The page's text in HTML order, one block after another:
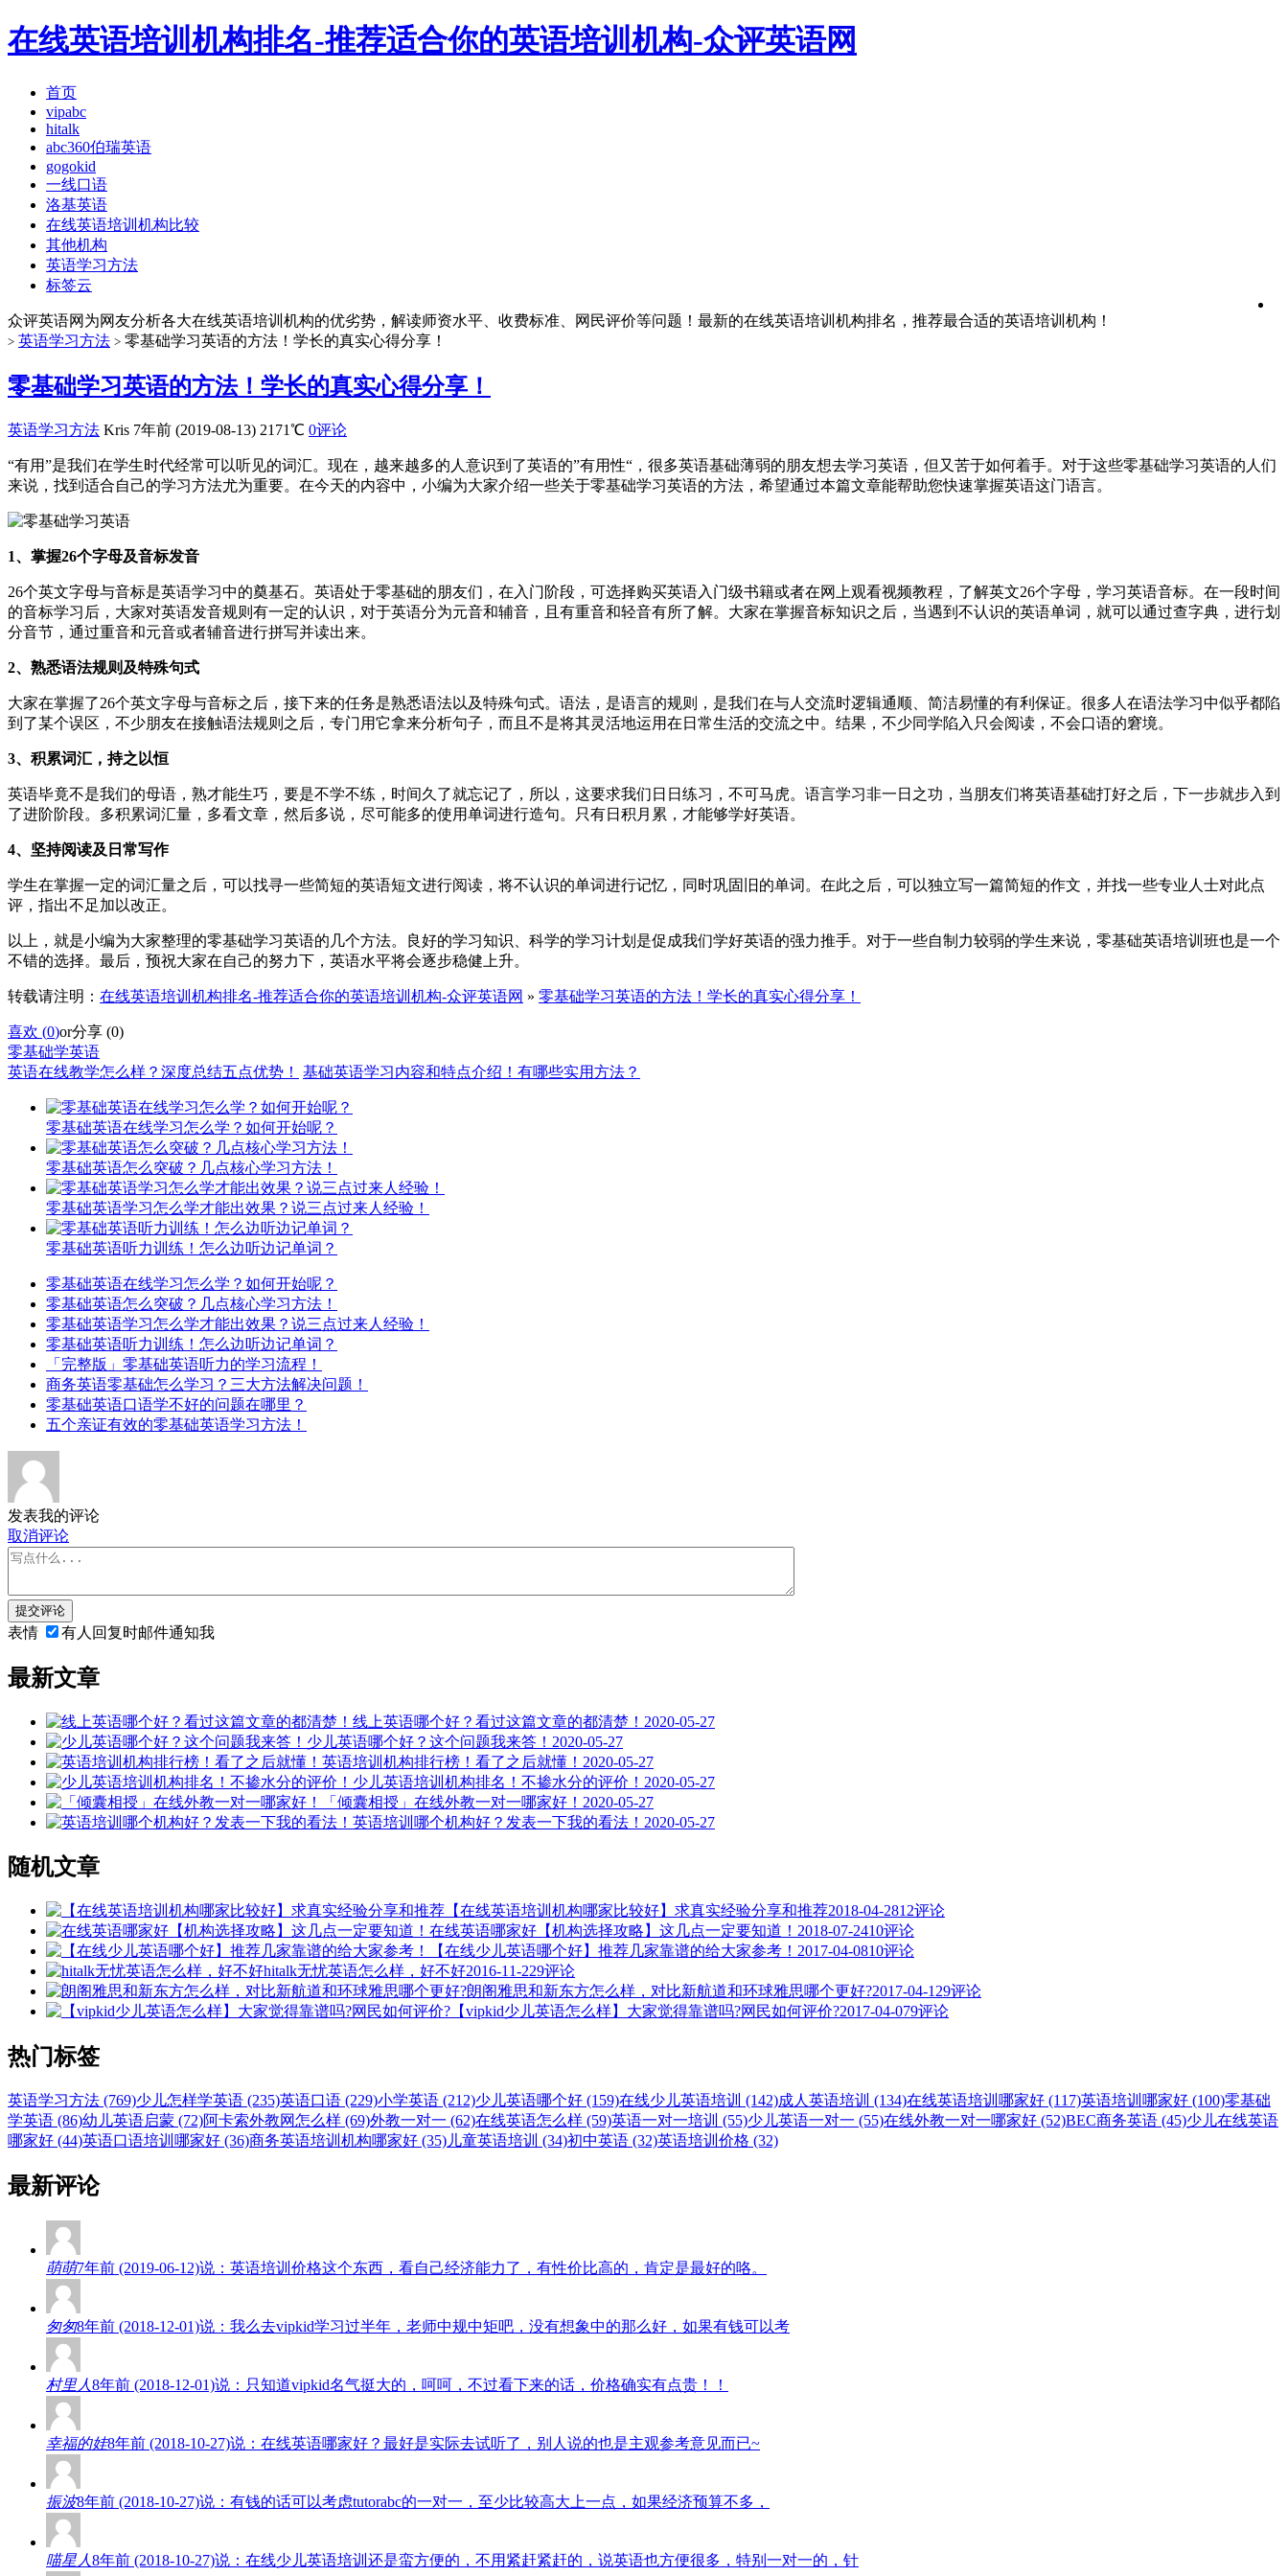
在线英语培训机构排名-推荐适合你的英语培训机构-众评英语网
首页
vipabc
hitalk
abc360伯瑞英语
gogokid
一线口语
洛基英语
在线英语培训机构比较
其他机构
英语学习方法
标签云
众评英语网为网友分析各大在线英语培训机构的优劣势，解读师资水平、收费标准、网民评价等问题！最新的在线英语培训机构排名，推荐最合适的英语培训机构！
> 英语学习方法 > 零基础学习英语的方法！学长的真实心得分享！
零基础学习英语的方法！学长的真实心得分享！
英语学习方法 Kris 7年前 (2019-08-13) 2171℃ 0评论
“有用”是我们在学生时代经常可以听见的词汇。现在，越来越多的人意识到了英语的”有用性“，很多英语基础薄弱的朋友想去学习英语，但又苦于如何着手。对于这些零基础学习英语的人们
来说，找到适合自己的学习方法尤为重要。在今天的内容中，小编为大家介绍一些关于零基础学习英语的方法，希望通过本篇文章能帮助您快速掌握英语这门语言。
1、掌握26个字母及音标发音
26个英文字母与音标是英语学习中的奠基石。英语处于零基础的朋友们，在入门阶段，可选择购买英语入门级书籍或者在网上观看视频教程，了解英文26个字母，学习英语音标。在一段时间
的音标学习后，大家对英语发音规则有一定的认识，对于英语分为元音和辅音，且有重音和轻音有所了解。大家在掌握音标知识之后，当遇到不认识的英语单词，就可以通过查字典，进行划
分音节，通过重音和元音或者辅音进行拼写并读出来。
2、熟悉语法规则及特殊句式
大家在掌握了26个英文字母与音标之后，接下来的任务是熟悉语法以及特殊句式。语法，是语言的规则，是我们在与人交流时逻辑通顺、简洁易懂的有利保证。很多人在语法学习中似乎都陷
到了某个误区，不少朋友在接触语法规则之后，专门用它拿来分析句子，而且不是将其灵活地运用在日常生活的交流之中。结果，不少同学陷入只会阅读，不会口语的窘境。
3、积累词汇，持之以恒
英语毕竟不是我们的母语，熟才能生巧，要是不学不练，时间久了就忘记了，所以，这要求我们日日练习，不可马虎。语言学习非一日之功，当朋友们将英语基础打好之后，下一步就步入到
了进阶阶段。多积累词汇量，多看文章，然后多说，尽可能多的使用单词进行造句。只有日积月累，才能够学好英语。
4、坚持阅读及日常写作
学生在掌握一定的词汇量之后，可以找寻一些简短的英语短文进行阅读，将不认识的单词进行记忆，同时巩固旧的单词。在此之后，可以独立写一篇简短的作文，并找一些专业人士对此点
评，指出不足加以改正。
以上，就是小编为大家整理的零基础学习英语的几个方法。良好的学习知识、科学的学习计划是促成我们学好英语的强力推手。对于一些自制力较弱的学生来说，零基础英语培训班也是一个
不错的选择。最后，预祝大家在自己的努力下，英语水平将会逐步稳健上升。
转载请注明： 在线英语培训机构排名-推荐适合你的英语培训机构-众评英语网 » 零基础学习英语的方法！学长的真实心得分享！
喜欢 (0)or分享 (0)
零基础学英语
英语在线教学怎么样？深度总结五点优势！
基础英语学习内容和特点介绍！有哪些实用方法？
零基础英语在线学习怎么学？如何开始呢？
零基础英语怎么突破？几点核心学习方法！
零基础英语学习怎么学才能出效果？说三点过来人经验！
零基础英语听力训练！怎么边听边记单词？
零基础英语在线学习怎么学？如何开始呢？
零基础英语怎么突破？几点核心学习方法！
零基础英语学习怎么学才能出效果？说三点过来人经验！
零基础英语听力训练！怎么边听边记单词？
「完整版」零基础英语听力的学习流程！
商务英语零基础怎么学习？三大方法解决问题！
零基础英语口语学不好的问题在哪里？
五个亲证有效的零基础英语学习方法！
发表我的评论
取消评论
提交评论
表情 有人回复时邮件通知我
最新文章
线上英语哪个好？看过这篇文章的都清楚！ 2020-05-27
少儿英语哪个好？这个问题我来答！ 2020-05-27
英语培训机构排行榜！看了之后就懂！ 2020-05-27
少儿英语培训机构排名！不掺水分的评价！ 2020-05-27
「倾囊相授」在线外教一对一哪家好！ 2020-05-27
英语培训哪个机构好？发表一下我的看法！ 2020-05-27
随机文章
【在线英语培训机构哪家比较好】求真实经验分享和推荐2018-04-2812评论
在线英语哪家好【机构选择攻略】这几点一定要知道！ 2018-07-2410评论
【在线少儿英语哪个好】推荐几家靠谱的给大家参考！ 2017-04-0810评论
hitalk无忧英语怎么样，好不好2016-11-229评论
朗阁雅思和新东方怎么样，对比新航道和环球雅思哪个更好?2017-04-129评论
【vipkid少儿英语怎么样】大家觉得靠谱吗?网民如何评价?2017-04-079评论
热门标签
英语学习方法 (769)少儿怎样学英语 (235)英语口语 (229)小学英语 (212)少儿英语哪个好 (159)在线少儿英语培训 (142)成人英语培训 (134)在线英语培训哪家好 (117)英语培训哪家好 (100)零基础
学英语 (86)幼儿英语启蒙 (72)阿卡索外教网怎么样 (69)外教一对一 (62)在线英语怎么样 (59)英语一对一培训 (55)少儿英语一对一 (55)在线外教一对一哪家好 (52)BEC商务英语 (45)少儿在线英语
哪家好 (44)英语口语培训哪家好 (36)商务英语培训机构哪家好 (35) 儿童英语培训 (34)初中英语 (32)英语培训价格 (32)
最新评论
萌萌7年前 (2019-06-12)说：英语培训价格这个东西，看自己经济能力了，有性价比高的，肯定是最好的咯。
匆匆8年前 (2018-12-01)说：我么去vipkid学习过半年，老师中规中矩吧，没有想象中的那么好，如果有钱可以考
村里人8年前 (2018-12-01)说：只知道vipkid名气挺大的，呵呵，不过看下来的话，价格确实有点贵！！
幸福的娃8年前 (2018-10-27)说：在线英语哪家好？最好是实际去试听了，别人说的也是主观参考意见而已~
振波8年前 (2018-10-27)说：有钱的话可以考虑tutorabc的一对一，至少比较高大上一点，如果经济预算不多，
喵星人8年前 (2018-10-27)说：在线少儿英语培训还是蛮方便的，不用紧赶紧赶的，说英语也方便很多，特别一对一的，针